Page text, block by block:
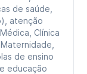
de saúde,
atenção
Clínica
de ensino
educação